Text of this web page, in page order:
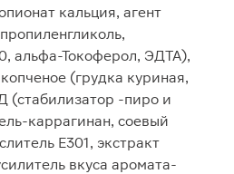
кальция, агент
альфа-Токоферол, ЭДТА),
(грудка куриная,
(стабилизатор -пиро и
каррагинан, соевый
Е301, экстракт
вкуса аромата-